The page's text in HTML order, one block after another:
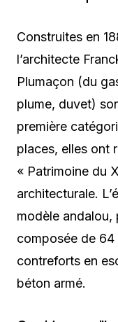
Construites en
l’architecte
Plumaçon (du
plume, duvet)
première
places, elles ont
« Patrimoine du
architecturale.
modèle andalou,
composée de
contreforts en
béton armé.